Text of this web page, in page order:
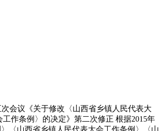
会议《关于修改〈山西省乡镇人民代表大
作条例〉的决定》第二次修正 根据2015年
〈山西省乡镇人民代表大会工作条例〉〈山